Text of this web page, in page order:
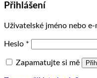
Přihlášení
Uživatelské jméno nebo e-
Heslo *
Zapamatujte si mě